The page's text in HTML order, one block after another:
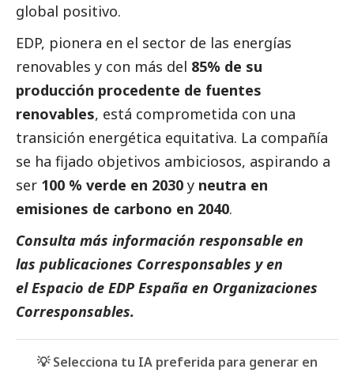
global positivo.
EDP, pionera en el sector de las energías
renovables y con más del 85% de su
producción procedente de fuentes
renovables, está comprometida con una
transición energética equitativa. La compañía
se ha fijado objetivos ambiciosos, aspirando a
ser 100 % verde en 2030 y neutra en
emisiones de carbono en 2040.
Consulta más información responsable en
las publicaciones Corresponsables y en
elEspacio de EDP España en Organizaciones
Corresponsables.
💡 Selecciona tu IA preferida para generar en